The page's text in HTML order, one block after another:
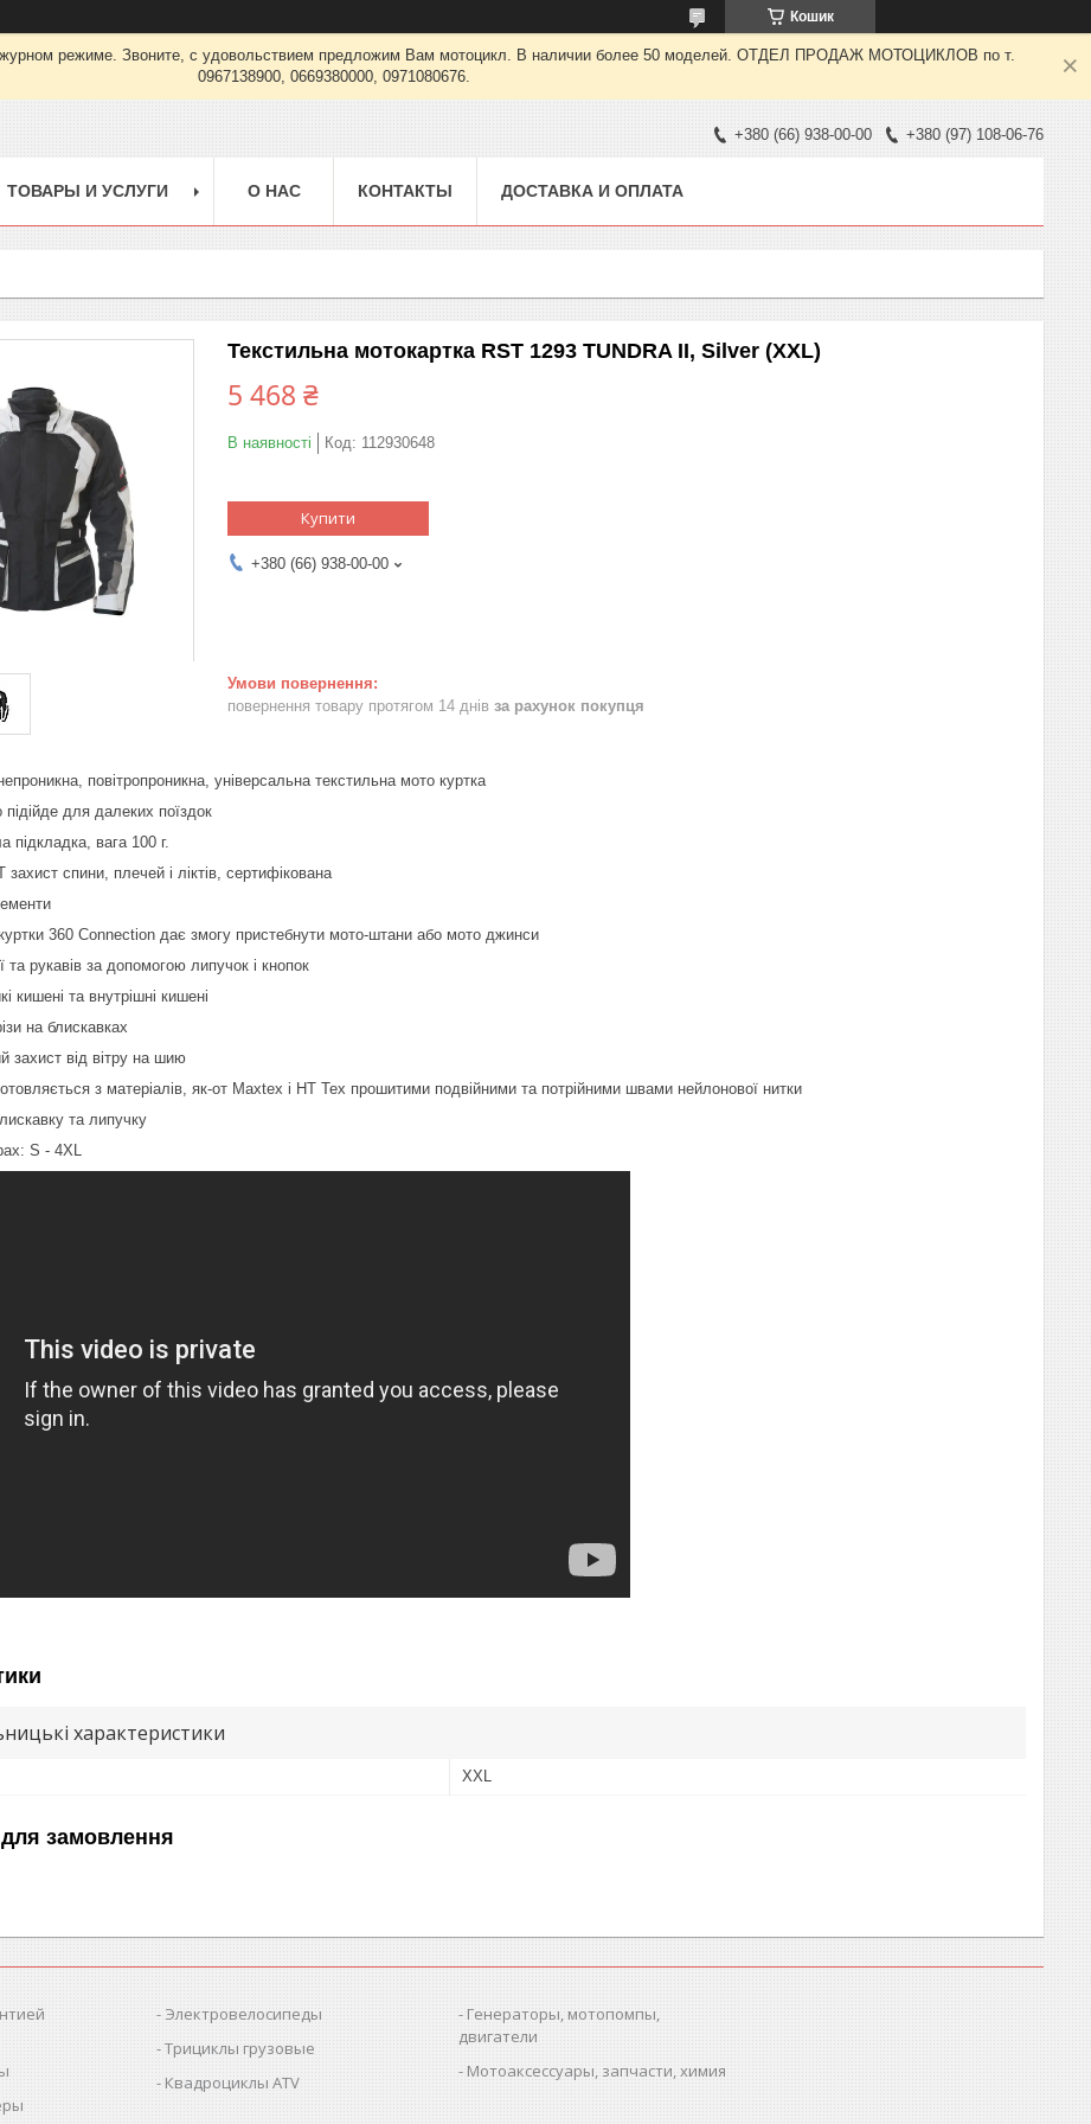
Кошик
режиме. Звоните, с удовольствием предложим Вам мотоцикл. В наличии более 50 моделей. ОТДЕЛ ПРОДАЖ МОТОЦИКЛОВ по т.
0967138900, 0669380000, 0971080676.
+380 (66) 938-00-00 +380 (97) 108-06-76
ТОВАРЫ И УСЛУГИ О НАС КОНТАКТЫ ДОСТАВКА И ОПЛАТА
Текстильна мотокартка RST 1293 TUNDRA II, Silver (XXL)
5 468 ₴
В наявності Код: 112930648
Купити
+380 (66) 938-00-00
повернення товару протягом 14 днів за рахунок покупця
повітропроникна, універсальна текстильна мото куртка
для далеких поїздок
підкладка, вага 100 г.
спини, плечей і ліктів, сертифікована
360 Connection дає змогу пристебнути мото-штани або мото джинси
та рукавів за допомогою липучок і кнопок
кишені та внутрішні кишені
на блискавках
захист від вітру на шию
з матеріалів, як-от Maxtex і HT Tex прошитими подвійними та потрійними швами нейлонової нитки
та липучку
S - 4XL
характеристики
XXL
замовлення
Электровелосипеды
Трициклы грузовые
Квадроциклы ATV
Генераторы, мотопомпы,
двигатели
Мотоаксессуары, запчасти, химия